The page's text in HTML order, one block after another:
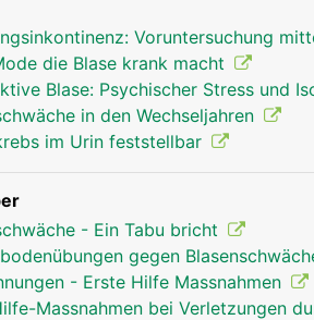
Voruntersuchung
die Blase krank macht
Blase: Psychischer Stress und
in den Wechseljahren
im Urin feststellbar
- Ein Tabu bricht
gegen
- Erste Hilfe Massnahmen
Massnahmen bei Verletzungen